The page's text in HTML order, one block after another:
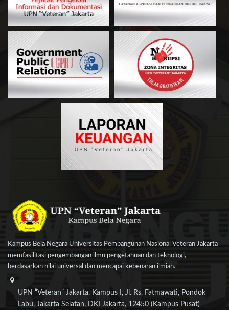
Kampus Bela Negara Universitas Pembangunan Nasional Veteran Jakarta
memfasilitasi pengembangan ilmu pengetahuan dan teknologi,
berdasarkan nilai universal dan mencapai kebenaran ilmiah.
UPN “Veteran” Jakarta, Kampus I, Jl. Rs. Fatmawati, Pondok
Labu, Jakarta Selatan, DKI Jakarta, 12450 (Kampus Pusat)